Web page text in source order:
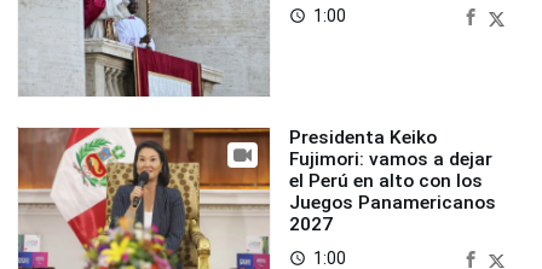
access_time 1:00
Presidenta Keiko
Fujimori: vamos a dejar
el Perú en alto con los
Juegos Panamericanos
2027
access_time 1:00